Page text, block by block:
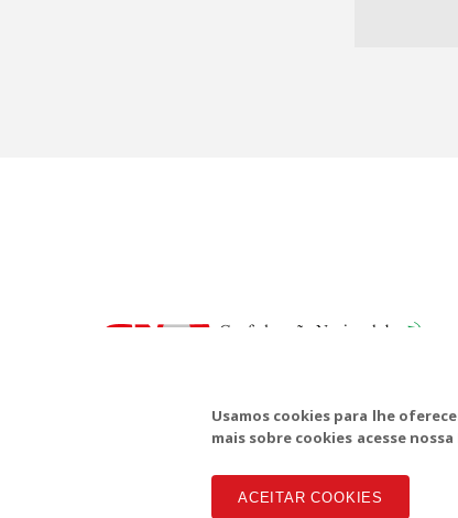
Copyright CUT Central Única dos Trabalhadores
Usamos cookies para lhe
mais sobre cookies acesse nossa
ACEITAR COOKIES